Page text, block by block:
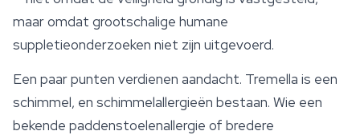
maar omdat grootschalige humane
suppletieonderzoeken niet zijn uitgevoerd.
Een paar punten verdienen aandacht. Tremella is een
schimmel, en schimmelallergieën bestaan. Wie een
bekende paddenstoelenallergie of bredere